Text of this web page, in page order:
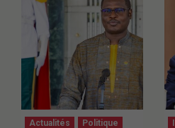
Actualités Politique